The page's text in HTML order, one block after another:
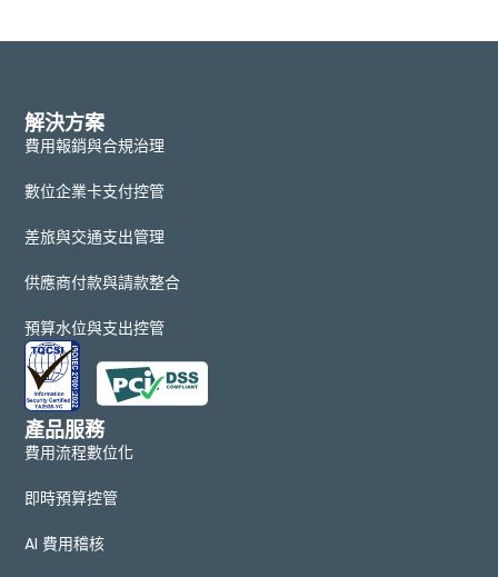
解決方案
費用報銷與合規治理
數位企業卡支付控管
差旅與交通支出管理
供應商付款與請款整合
預算水位與支出控管
產品服務
費用流程數位化
即時預算控管
AI 費用稽核